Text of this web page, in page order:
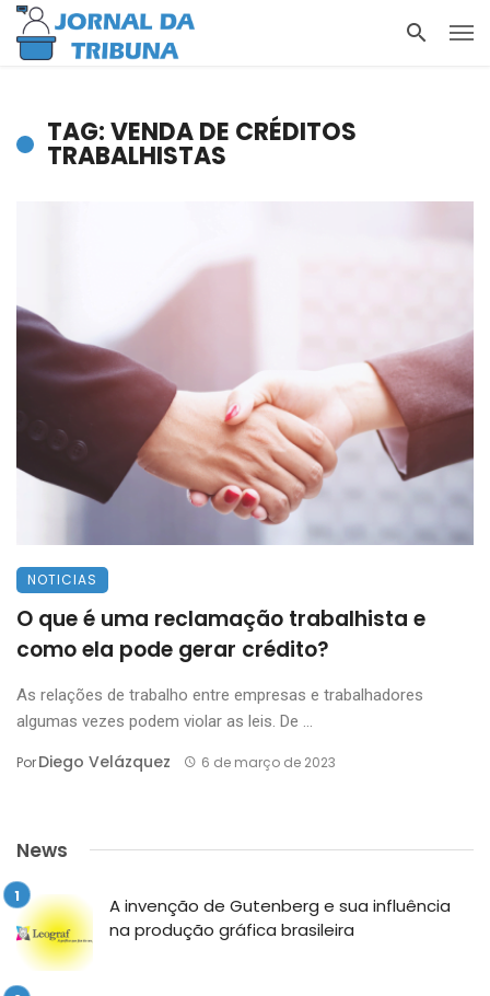
TAG: VENDA DE CRÉDITOS
TRABALHISTAS
NOTICIAS
O que é uma reclamação trabalhista e
como ela pode gerar crédito?
As relações de trabalho entre empresas e trabalhadores
algumas vezes podem violar as leis. De ...
PorDiego Velázquez 6 de março de 2023
News
A invenção de Gutenberg e sua influência
na produção gráfica brasileira